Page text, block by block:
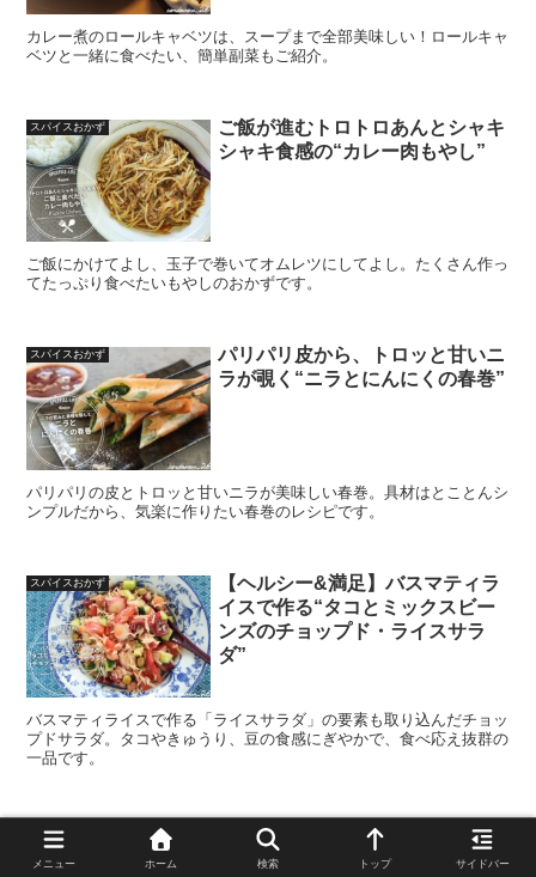
カレー煮のロールキャベツは、スープまで全部美味しい！ロールキャ
ベツと一緒に食べたい、簡単副菜もご紹介。
スパイスおかず
ご飯が進むトロトロあんとシャキ
シャキ食感の“カレー肉もやし”
ご飯にかけてよし、玉子で巻いてオムレツにしてよし。たくさん作っ
てたっぷり食べたいもやしのおかずです。
スパイスおかず
パリパリ皮から、トロッと甘いニ
ラが覗く“ニラとにんにくの春巻”
パリパリの皮とトロッと甘いニラが美味しい春巻。具材はとことんシ
ンプルだから、気楽に作りたい春巻のレシピです。
スパイスおかず
【ヘルシー&満足】バスマティラ
イスで作る“タコとミックスビー
ンズのチョップド・ライスサラ
ダ”
バスマティライスで作る「ライスサラダ」の要素も取り込んだチョッ
プドサラダ。タコやきゅうり、豆の食感にぎやかで、食べ応え抜群の
一品です。
スパイスおかず
〈トロトロ、シャクシャク食感〉
セロリシード効かせた“オトナの
メニュー ホーム 検索 トップ サイドバー